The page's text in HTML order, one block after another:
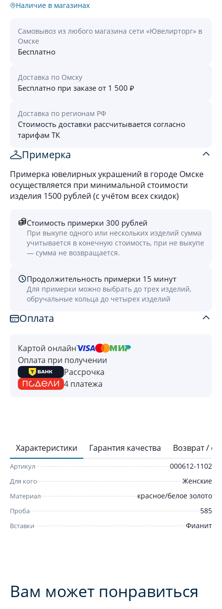
Наличие в магазинах
Самовывоз из любого магазина сети «Ювелирторг» в
Омске
Бесплатно
Доставка по Омску
Бесплатно при заказе от 1 500 ₽
Доставка по регионам РФ
Стоимость доставки рассчитывается согласно
тарифам ТК
Примерка
Примерка ювелирных украшений в городе Омске
осуществляется при минимальной стоимости
изделия 1500 рублей (с учётом всех скидок)
Стоимость примерки 300 рублей
При выкупе одного или нескольких изделий сумма
учитывается в конечную стоимость, при не выкупе
— сумма не возвращается.
Продолжительность примерки 15 минут
Для примерки можно выбрать до трех изделий,
обручальные кольца до четырех изделий
Оплата
Картой онлайн
Оплата при получении
Рассрочка
4 платежа
Характеристики Гарантия качества Возврат /
Артикул 000612-1102
Для кого Женские
Материал красное/белое золото
Проба 585
Вставки Фианит
Вам может понравиться